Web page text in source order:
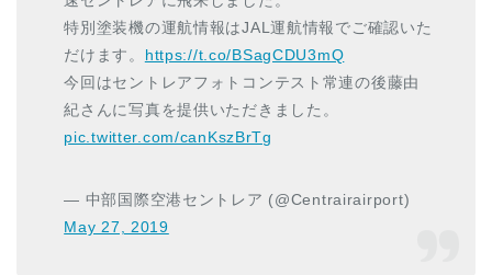
特別塗装機の運航情報はJAL運航情報でご確認いた
だけます。 https://t.co/BSagCDU3mQ
今回はセントレアフォトコンテスト常連の後藤由
紀さんに写真を提供いただきました。
pic.twitter.com/canKszBrTg
— 中部国際空港セントレア (@Centrairairport)
May 27, 2019